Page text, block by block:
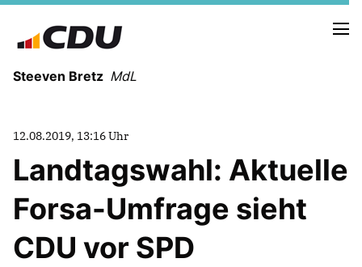
Steeven Bretz MdL
VITA
WAHLKREISBESUCHE
PRESSEFOTOS
MEIN BÜRGERBÜRO
12.08.2019, 13:16 Uhr
Landtagswahl: Aktuelle
Forsa-Umfrage sieht
CDU vor SPD